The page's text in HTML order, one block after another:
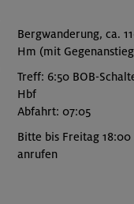
Bergwanderung, ca.
Hm (mit
Treff: 6:50 BOB-
Hbf
Abfahrt: 07:05
Bitte bis Freitag 18:00
anrufen